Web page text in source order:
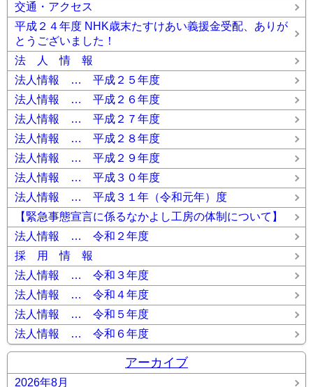
交通・アクセス
平成２４年度 NHK歳末たすけあい義援金受配、ありが
とうございました！
法 人 情 報
法人情報 … 平成２５年度
法人情報 … 平成２６年度
法人情報 … 平成２７年度
法人情報 … 平成２８年度
法人情報 … 平成２９年度
法人情報 … 平成３０年度
法人情報 … 平成３１年（令和元年）度
【緊急事態宣言に係るなかよし工房の体制について】
法人情報 … 令和２年度
採 用 情 報
法人情報 … 令和３年度
法人情報 … 令和４年度
法人情報 … 令和５年度
法人情報 … 令和６年度
アーカイブ
2026年8月